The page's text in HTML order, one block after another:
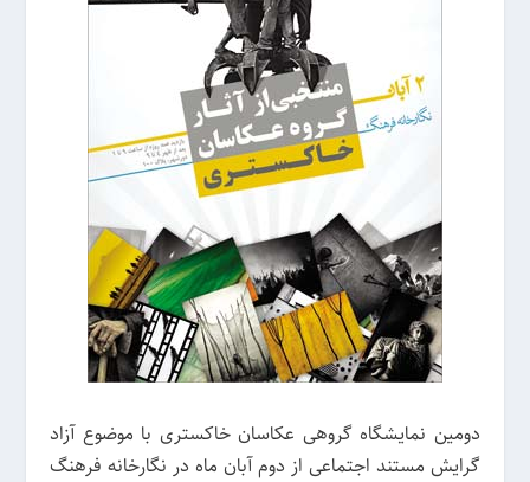
دومین نمایشگاه گروهی عکاسان خاکستری با موضوع آزاد
گرایش مستند اجتماعی از دوم آبان ماه در نگارخانه فرهنگ